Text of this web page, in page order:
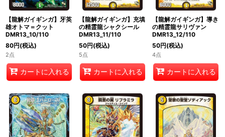
【龍解ガイギンガ】牙英
雄オトマ＝クット
DMR13_10/110
80円(税込)
2点
カートに入れる
【龍解ガイギンガ】充填
の精霊龍シャクシール
DMR13_11/110
50円(税込)
5点
カートに入れる
【龍解ガイギンガ】導き
の精霊龍サリヴァン
DMR13_12/110
50円(税込)
4点
カートに入れる